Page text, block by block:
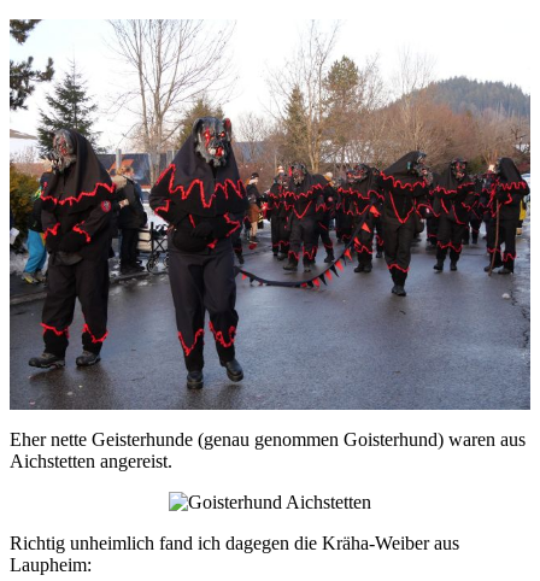
Eher nette Geisterhunde (genau genommen Goisterhund) waren aus
Aichstetten angereist.
Richtig unheimlich fand ich dagegen die Kräha-Weiber aus
Laupheim: